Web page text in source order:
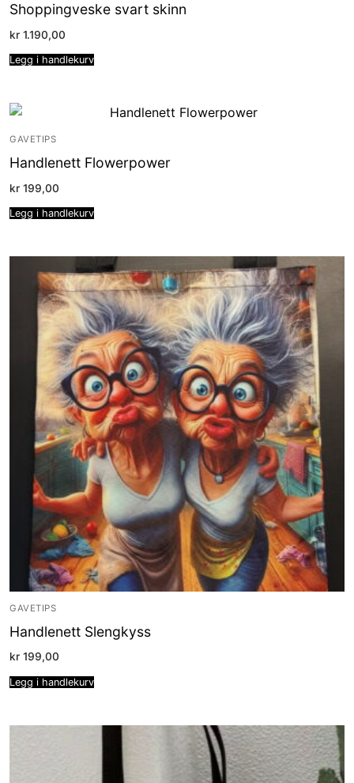
Shoppingveske svart skinn
kr 1.190,00
Legg i handlekurv
GAVETIPS
Handlenett Flowerpower
kr 199,00
Legg i handlekurv
GAVETIPS
Handlenett Slengkyss
kr 199,00
Legg i handlekurv